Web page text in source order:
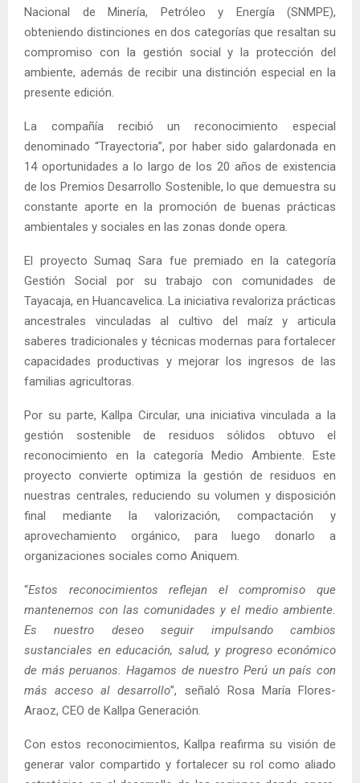
Nacional de Minería, Petróleo y Energía (SNMPE),
obteniendo distinciones en dos categorías que resaltan su
compromiso con la gestión social y la protección del
ambiente, además de recibir una distinción especial en la
presente edición.
La compañía recibió un reconocimiento especial
denominado “Trayectoria”, por haber sido galardonada en
14 oportunidades a lo largo de los 20 años de existencia
de los Premios Desarrollo Sostenible, lo que demuestra su
constante aporte en la promoción de buenas prácticas
ambientales y sociales en las zonas donde opera.
El proyecto Sumaq Sara fue premiado en la categoría
Gestión Social por su trabajo con comunidades de
Tayacaja, en Huancavelica. La iniciativa revaloriza prácticas
ancestrales vinculadas al cultivo del maíz y articula
saberes tradicionales y técnicas modernas para fortalecer
capacidades productivas y mejorar los ingresos de las
familias agricultoras.
Por su parte, Kallpa Circular, una iniciativa vinculada a la
gestión sostenible de residuos sólidos obtuvo el
reconocimiento en la categoría Medio Ambiente. Este
proyecto convierte optimiza la gestión de residuos en
nuestras centrales, reduciendo su volumen y disposición
final mediante la valorización, compactación y
aprovechamiento orgánico, para luego donarlo a
organizaciones sociales como Aniquem.
“Estos reconocimientos reflejan el compromiso que
mantenemos con las comunidades y el medio ambiente.
Es nuestro deseo seguir impulsando cambios
sustanciales en educación, salud, y progreso económico
de más peruanos. Hagamos de nuestro Perú un país con
más acceso al desarrollo”, señaló Rosa María Flores-
Araoz, CEO de Kallpa Generación.
Con estos reconocimientos, Kallpa reafirma su visión de
generar valor compartido y fortalecer su rol como aliado